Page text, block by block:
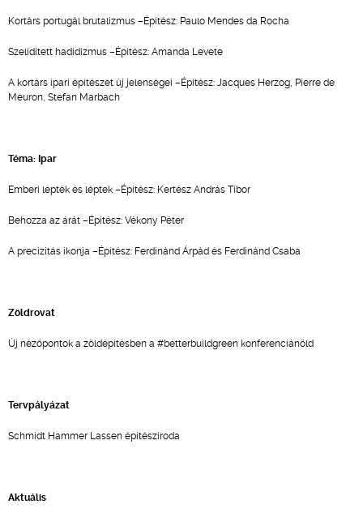
Kortárs portugál brutalizmus –Építész: Paulo Mendes da Rocha
Szelídített hadidizmus –Építész: Amanda Levete
A kortárs ipari építészet új jelenségei –Építész: Jacques Herzog, Pierre de
Meuron, Stefan Marbach
Téma: Ipar
Emberi lépték és léptek –Építész: Kertész András Tibor
Behozza az árát –Építész: Vékony Péter
A precizitás ikonja –Építész: Ferdinánd Árpád és Ferdinánd Csaba
Zöldrovat
Új nézőpontok a zöldépítésben a #betterbuildgreen konferenciánöld
Tervpályázat
Schmidt Hammer Lassen építésziroda
Aktuális